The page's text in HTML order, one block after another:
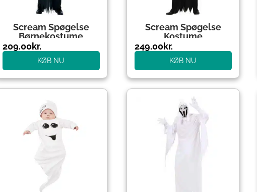
Scream Spøgelse
Børnekostume
209.00kr.
KØB NU
Scream Spøgelse
Kostume
249.00kr.
KØB NU